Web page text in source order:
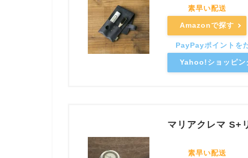
Amazonで探す
Yahoo!ショッピン
マリアクレマ S+